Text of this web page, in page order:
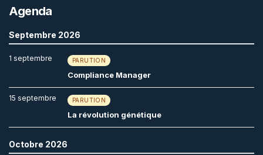
Agenda
Septembre 2026
1 septembre PARUTION
Compliance Manager
15 septembre PARUTION
La révolution génétique
Octobre 2026